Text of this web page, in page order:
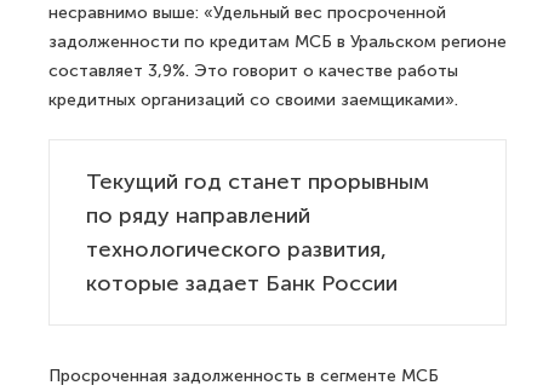
несравнимо выше: «Удельный вес просроченной
задолженности по кредитам МСБ в Уральском регионе
составляет 3,9%. Это говорит о качестве работы
кредитных организаций со своими заемщиками».
Текущий год станет прорывным
по ряду направлений
технологического развития,
которые задает Банк России
Просроченная задолженность в сегменте МСБ